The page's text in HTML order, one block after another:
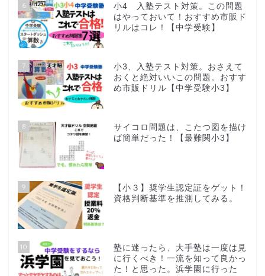
6
小4 入塾テスト対策。この問題
はやっておいて！おすすめ市販ド
リルはコレ！【中学受験】
7
小3、入塾テスト対策。おさえて
おくと絶対いいこの問題。おすす
め市販ドリル【中学受験小3】
8
サイコロ問題は、こたつ図を描け
ば簡単だった！【最難関小3】
9
【小３】奨学生認定証をゲット！
資格判断基準を推測してみる。
10
塾に迷ったら、大手塾は一度は見
に行くべき！一流を知って良かっ
た！と思った。浜学園に行った